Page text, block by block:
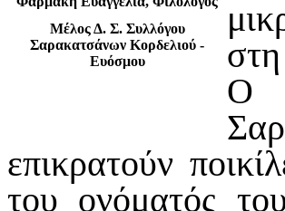
Μέλος Δ. Σ. Συλλόγου
Σαρακατσάνων Κορδελιού -
Ευόσμου
Ο
επικρατούν
του ονόματός